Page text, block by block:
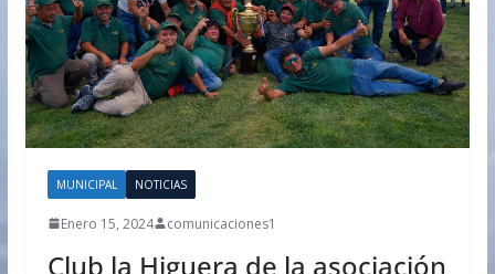
MUNICIPAL NOTICIAS
Enero 15, 2024 comunicaciones1
Club la Higuera de la asociación